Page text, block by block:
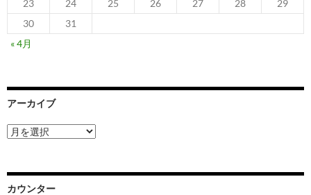
23
24 25 26 27 28
29
30
31
« 4月
アーカイブ
ア
ー
ブ
カウンター